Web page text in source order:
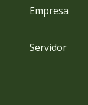
Empresa
Servidor